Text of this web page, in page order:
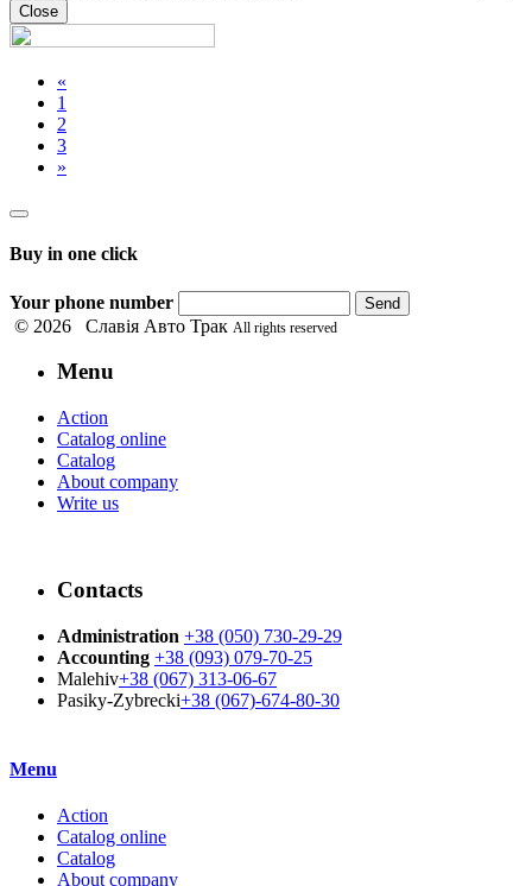
Close
«
1
2
3
»
Buy in one click
Your phone number Send
© 2026 Славія Авто Трак All rights reserved
Menu
Action
Catalog online
Catalog
About company
Write us
Contacts
Administration +38 (050) 730-29-29
Accounting +38 (093) 079-70-25
Malehiv+38 (067) 313-06-67
Pasiky-Zybrecki+38 (067)-674-80-30
Menu
Action
Catalog online
Catalog
About company